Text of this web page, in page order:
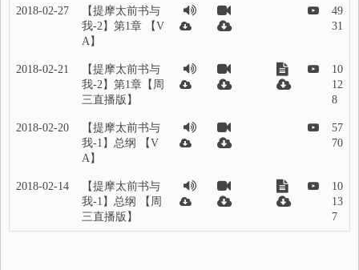
2018-02-27
【提摩太前书与
我-2】第1章 【V
A】
49
31
2018-02-21
【提摩太前书与
我-2】第1章【周
三直播版】
10
12
8
2018-02-20
【提摩太前书与
我-1】总纲 【V
A】
57
70
2018-02-14
【提摩太前书与
我-1】总纲 【周
三直播版】
10
13
7